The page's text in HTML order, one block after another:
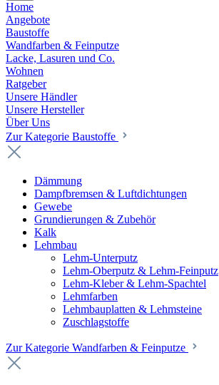
Home
Angebote
Baustoffe
Wandfarben & Feinputze
Lacke, Lasuren und Co.
Wohnen
Ratgeber
Unsere Händler
Unsere Hersteller
Über Uns
Zur Kategorie Baustoffe
Dämmung
Dampfbremsen & Luftdichtungen
Gewebe
Grundierungen & Zubehör
Kalk
Lehmbau
Lehm-Unterputz
Lehm-Oberputz & Lehm-Feinputz
Lehm-Kleber & Lehm-Spachtel
Lehmfarben
Lehmbauplatten & Lehmsteine
Zuschlagstoffe
Zur Kategorie Wandfarben & Feinputze